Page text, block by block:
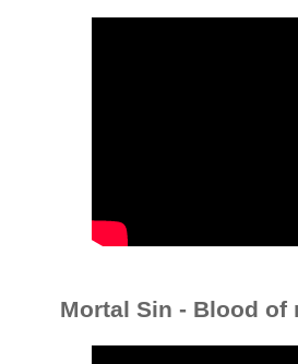
Mortal Sin - Blood of